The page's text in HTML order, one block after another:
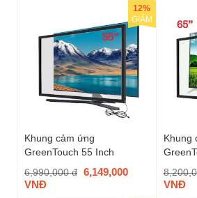
Khung cảm ứng
GreenTouch 55 Inch
6,990,000 đ 6,149,000
VNĐ
12%
GIẢM
Khung
VNĐ